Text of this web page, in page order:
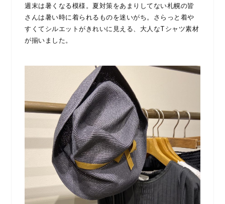
週末は暑くなる模様。夏対策をあまりしてない札幌の皆
さんは暑い時に着られるものを迷いがち。さらっと着や
すくてシルエットがきれいに見える、大人なTシャツ素材
が揃いました。